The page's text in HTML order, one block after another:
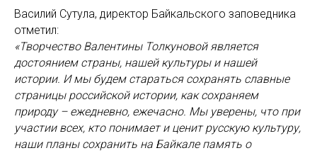
Василий Сутула, директор Байкальского заповедника
отметил:
«Творчество Валентины Толкуновой является
достоянием страны, нашей культуры и нашей
истории. И мы будем стараться сохранять славные
страницы российской истории, как сохраняем
природу – ежедневно, ежечасно. Мы уверены, что при
участии всех, кто понимает и ценит русскую культуру,
наши планы сохранить на Байкале память о